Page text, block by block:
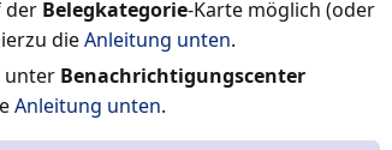
der Belegkategorie-Karte möglich (oder
dieAnleitung unten.
unter Benachrichtigungscenter
Anleitung unten.